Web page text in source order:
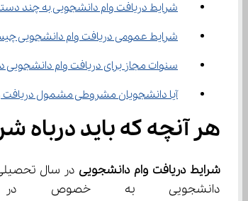
شرایط دریافت وام دانشجویی به چند دسته
شرایط عمومی دریافت وام دانشجویی
سنوات مجاز برای دریافت وام
آیا دانشجویان مشروطی مشمول دریافت وام
هر آنچه که باید درباه شرایط
شرایط دریافت وام دانشجویی
دانشجویی به خصوص